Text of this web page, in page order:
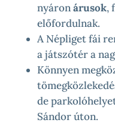
nyáronárusok,
előfordulnak.
A Népliget fái
a játszótér a
Könnyen
de
Sándor úton.